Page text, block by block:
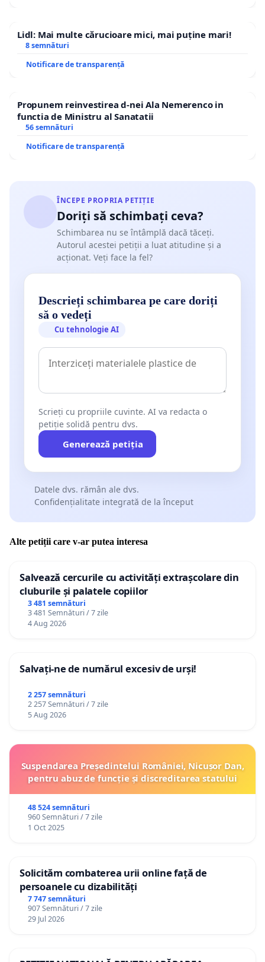
Lidl: Mai multe cărucioare mici, mai puține mari!
8 semnături
Notificare de transparență
Propunem reinvestirea d-nei Ala Nemerenco in
functia de Ministru al Sanatatii
56 semnături
Notificare de transparență
ÎNCEPE PROPRIA PETIȚIE
Doriți să schimbați ceva?
Schimbarea nu se întâmplă dacă tăceți.
Autorul acestei petiții a luat atitudine și a
acționat. Veți face la fel?
Descrieți schimbarea pe care doriți
să o vedeți
Cu tehnologie AI
Scrieți cu propriile cuvinte. AI va redacta o
petiție solidă pentru dvs.
Generează petiția
Datele dvs. rămân ale dvs.
Confidențialitate integrată de la început
Alte petiții care v-ar putea interesa
Salvează cercurile cu activități extrașcolare din
cluburile și palatele copiilor
3 481 semnături
3 481 Semnături / 7 zile
4 Aug 2026
Salvați-ne de numărul excesiv de urși!
2 257 semnături
2 257 Semnături / 7 zile
5 Aug 2026
Suspendarea Președintelui României, Nicușor Dan,
pentru abuz de funcție și discreditarea statului
48 524 semnături
960 Semnături / 7 zile
1 Oct 2025
Solicităm combaterea urii online față de
persoanele cu dizabilități
7 747 semnături
907 Semnături / 7 zile
29 Jul 2026